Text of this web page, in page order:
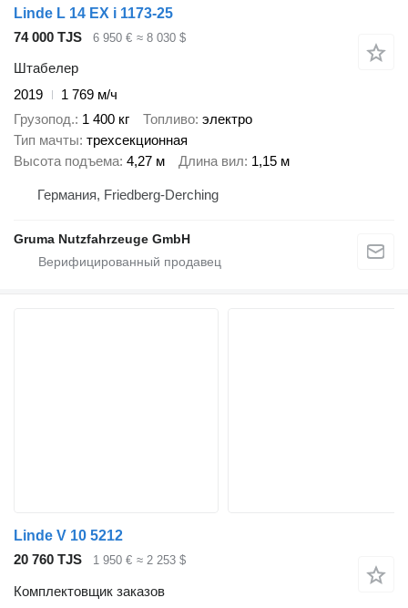
Linde L 14 EX i 1173-25
74 000 TJS
6 950 € ≈ 8 030 $
Штабелер
2019
1 769 м/ч
Грузопод. 1 400 кг Топливо электро
Тип мачты трехсекционная
Высота подъема 4,27 м Длина вил 1,15 м
Германия, Friedberg-Derching
Gruma Nutzfahrzeuge GmbH
Linde V 10 5212
20 760 TJS
1 950 € ≈ 2 253 $
Комплектовщик заказов